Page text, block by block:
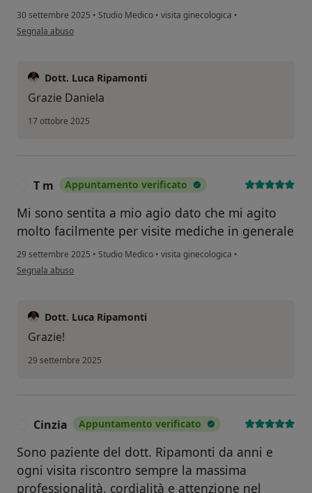
30 settembre 2025 • Studio Medico • visita ginecologica •
secondo l'opinione dell'utente Daniela
Segnala abuso
Dott. Luca Ripamonti
Grazie Daniela
17 ottobre 2025
T m Appuntamento verificato
Mi sono sentita a mio agio dato che mi agito
molto facilmente per visite mediche in generale
29 settembre 2025 • Studio Medico • visita ginecologica •
secondo l'opinione dell'utente T m
Segnala abuso
Dott. Luca Ripamonti
Grazie!
29 settembre 2025
Cinzia Appuntamento verificato
Sono paziente del dott. Ripamonti da anni e
ogni visita riscontro sempre la massima
professionalità, cordialità e attenzione nel